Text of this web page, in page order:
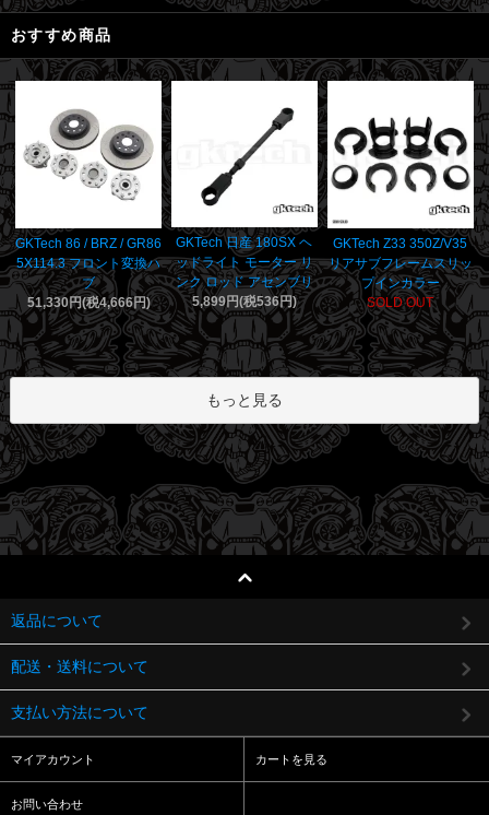
おすすめ商品
GKTech 86 / BRZ / GR86
5X114.3 フロント変換ハ
ブ
51,330円(税4,666円)
GKTech 日産 180SX ヘ
ッドライト モーター リ
ンク ロッド アセンブリ
5,899円(税536円)
GKTech Z33 350Z/V35
リアサブフレームスリッ
プインカラー
SOLD OUT
もっと見る
返品について
配送・送料について
支払い方法について
マイアカウント カートを見る
お問い合わせ